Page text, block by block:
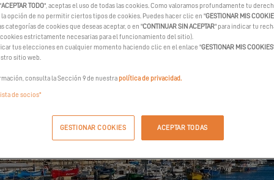
ACEPTAR TODO", aceptas el uso de todas las cookies. Como valoramos profundamente tu
opción de no permitir ciertos tipos de cookies. Puedes hacer clic en "GESTIONAR MIS
categorías de cookies que deseas aceptar, o en "CONTINUAR SIN ACEPTAR" para indicar tu
estrictamente necesarias para el funcionamiento del sitio).
tus elecciones en cualquier momento haciendo clic en el enlace "GESTIONAR MIS COOKIES
sitio web.
consulta la Sección 9 de nuestrapolítica de privacidad.
de socios"
GESTIONAR COOKIES ACEPTAR TODAS